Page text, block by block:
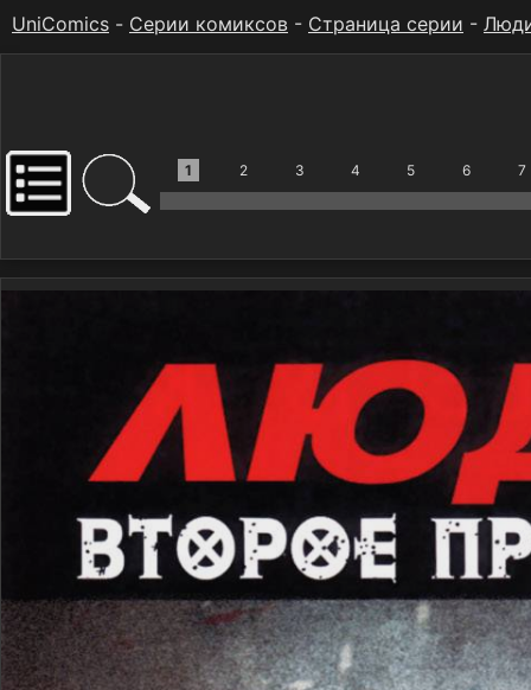
UniComics - Серии комиксов - Страница серии -
1 2 3 4 5 6 7